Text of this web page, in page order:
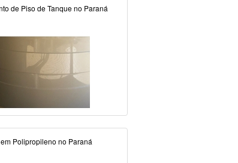
de Piso de Tanque no Paraná
Polipropileno no Paraná